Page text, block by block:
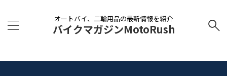
オートバイ、二輪用品の最新情報を紹介
バイクマガジンMotoRush